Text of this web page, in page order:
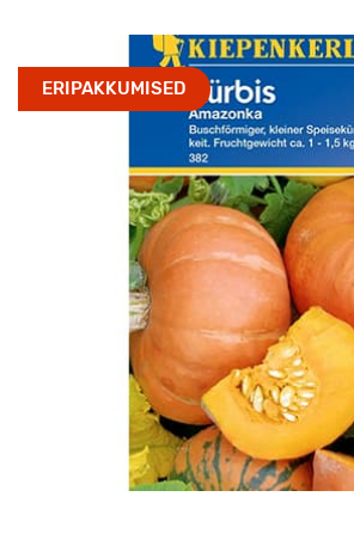
ERIPAKKUMISED